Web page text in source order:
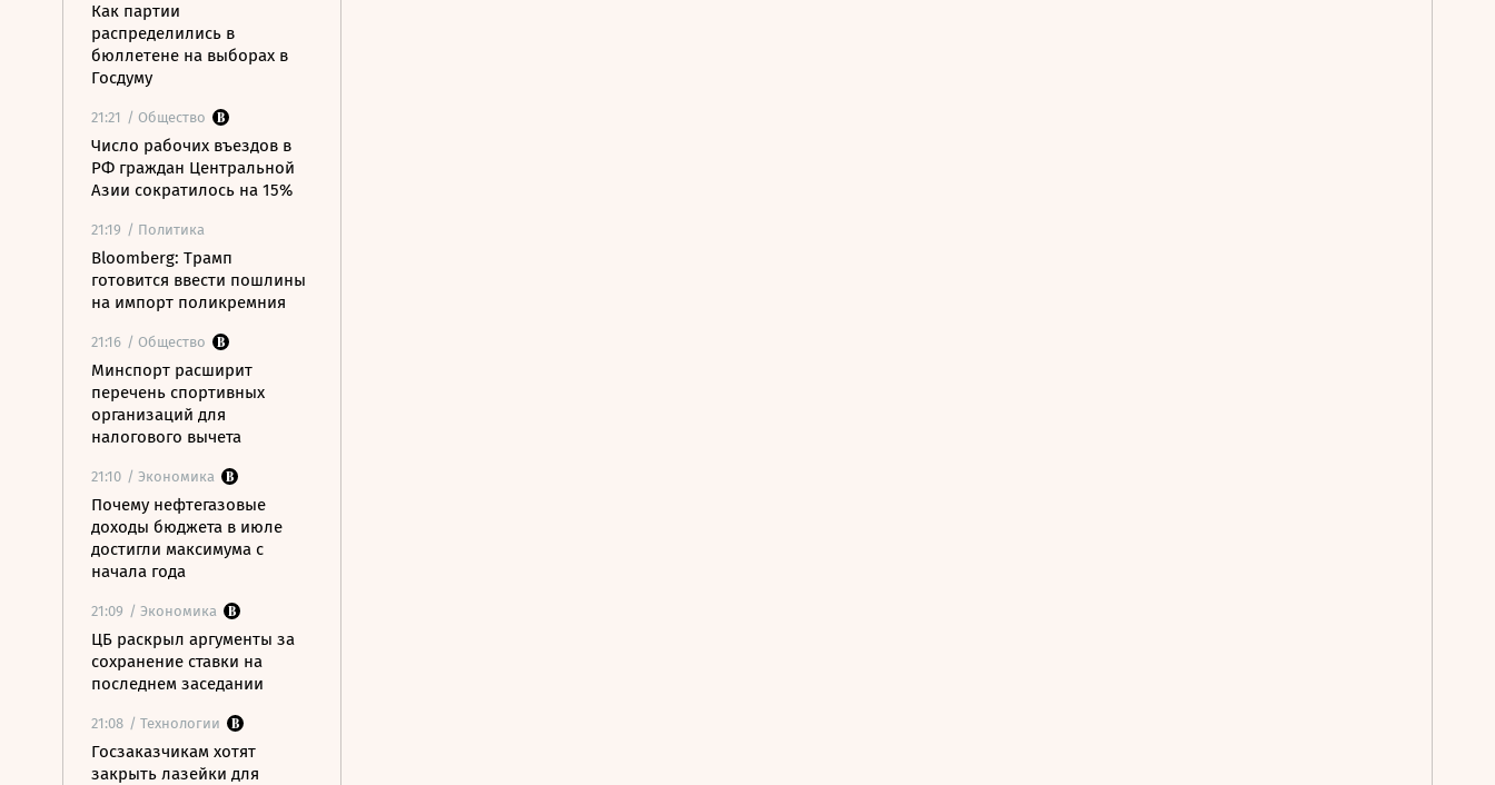
Как партии
распределились в
бюллетене на выборах в
Госдуму
21:21 / Общество
Число рабочих въездов в
РФ граждан Центральной
Азии сократилось на 15%
21:19 / Политика
Bloomberg: Трамп
готовится ввести пошлины
на импорт поликремния
21:16 / Общество
Минспорт расширит
перечень спортивных
организаций для
налогового вычета
21:10 / Экономика
Почему нефтегазовые
доходы бюджета в июле
достигли максимума с
начала года
21:09 / Экономика
ЦБ раскрыл аргументы за
сохранение ставки на
последнем заседании
21:08 / Технологии
Госзаказчикам хотят
закрыть лазейки для